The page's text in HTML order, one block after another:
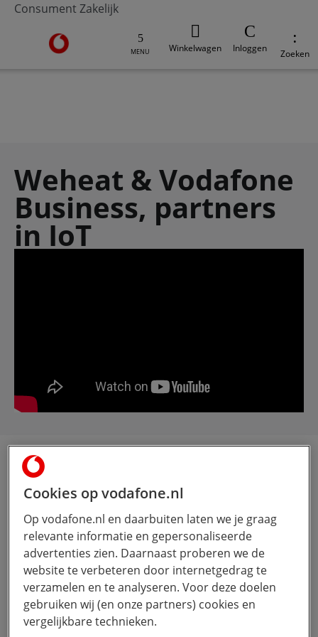
Consument Zakelijk
Ga naar de Vodafone homepage
MENU Winkelwagen Inloggen Zoeken
Weheat & Vodafone
Business, partners
in IoT
Weheat wint De
Nationale
Ondernemersprijs
2025
3 minutes- 14 maart 2025
Cookies op vodafone.nl
Op vodafone.nl en daarbuiten laten we je graag
relevante informatie en gepersonaliseerde
advertenties zien. Daarnaast proberen we de
website te verbeteren door internetgedrag te
verzamelen en te analyseren. Voor deze doelen
gebruiken wij (en onze partners) cookies en
vergelijkbare technieken.